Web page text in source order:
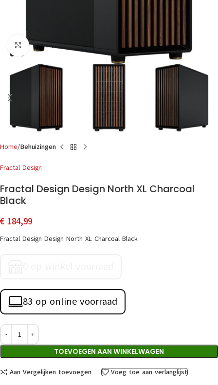
Click to enlarge
Home Behuizingen
Fractal Design
Fractal Design Design North XL Charcoal
Black
€ 184,99
Fractal Design Design North XL Charcoal Black
83 op online voorraad
TOEVOEGEN AAN WINKELWAGEN
Aan Vergelijken toevoegen Voeg toe aan verlanglijst